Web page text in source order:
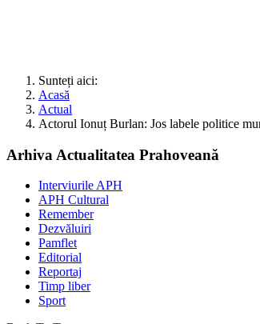
Sunteți aici:
Acasă
Actual
Actorul Ionuț Burlan: Jos labele politice
Arhiva Actualitatea Prahoveană
Interviurile APH
APH Cultural
Remember
Dezvăluiri
Pamflet
Editorial
Reportaj
Timp liber
Sport